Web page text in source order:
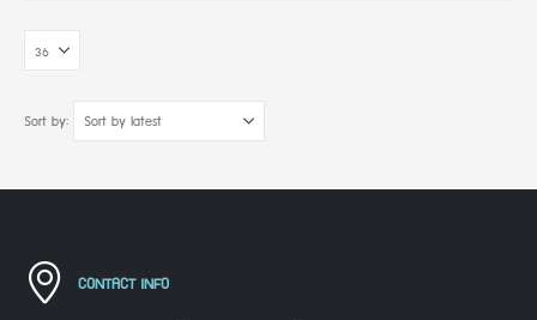
Sort by:
CONTACT INFO